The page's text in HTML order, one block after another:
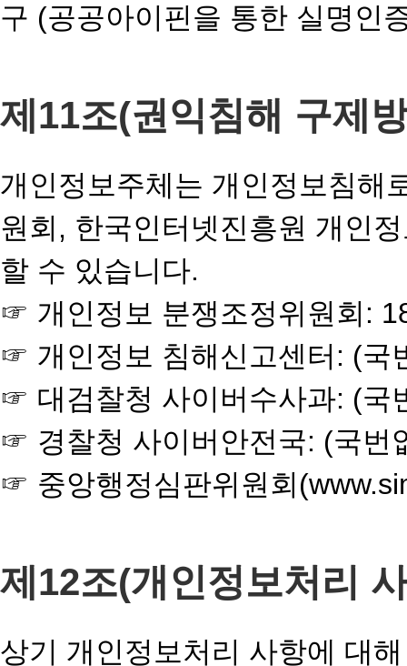
구 (공공아이핀을 통한 실명인
제11조(권익침해 구제
개인정보주체는 개인정보침해
원회, 한국인터넷진흥원 개인
할 수 있습니다.
☞ 개인정보 분쟁조정위원회:
☞ 개인정보 침해신고센터: (국
☞ 대검찰청 사이버수사과: (국
☞ 경찰청 사이버안전국: (국번
☞ 중앙행정심판위원회
제12조(개인정보처리
상기 개인정보처리 사항에 대